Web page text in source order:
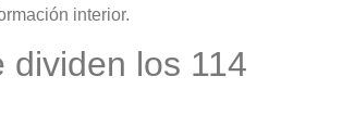
interior.
dividen los 114